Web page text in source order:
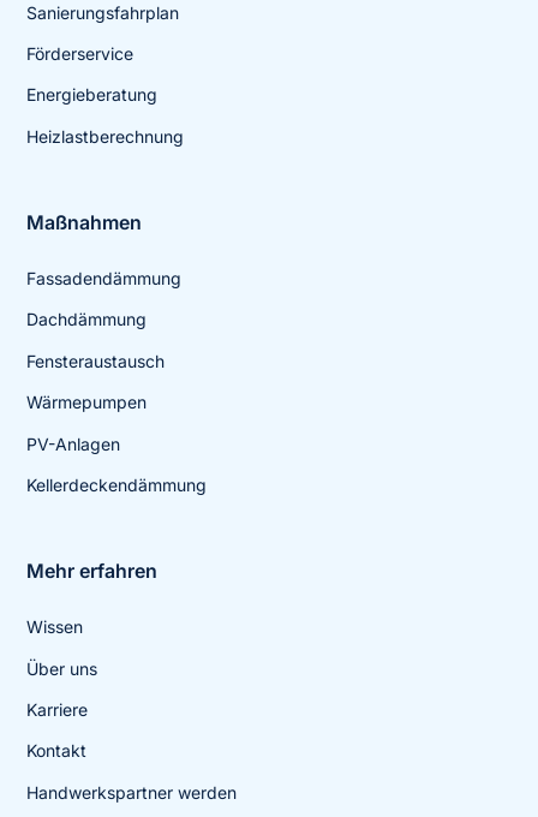
Sanierungsfahrplan
Förderservice
Energieberatung
Heizlastberechnung
Maßnahmen
Fassadendämmung
Dachdämmung
Fensteraustausch
Wärmepumpen
PV-Anlagen
Kellerdeckendämmung
Mehr erfahren
Wissen
Über uns
Karriere
Kontakt
Handwerkspartner werden